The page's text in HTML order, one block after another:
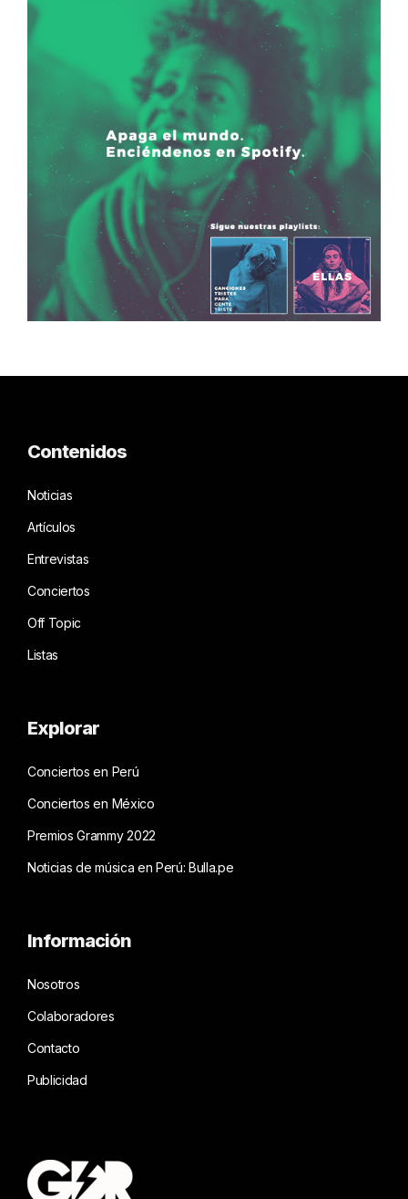
Contenidos
Noticias
Artículos
Entrevistas
Conciertos
Off Topic
Listas
Explorar
Conciertos en Perú
Conciertos en México
Premios Grammy 2022
Noticias de música en Perú: Bulla.pe
Información
Nosotros
Colaboradores
Contacto
Publicidad